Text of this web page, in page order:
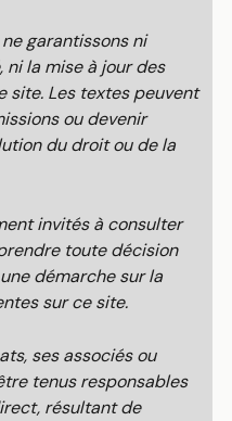
garantissons ni
ni la mise à jour des
site. Les textes peuvent
ou devenir
du droit ou de la
invités à consulter
toute décision
démarche sur la
sur ce site.
ses associés ou
tenus responsables
résultant de